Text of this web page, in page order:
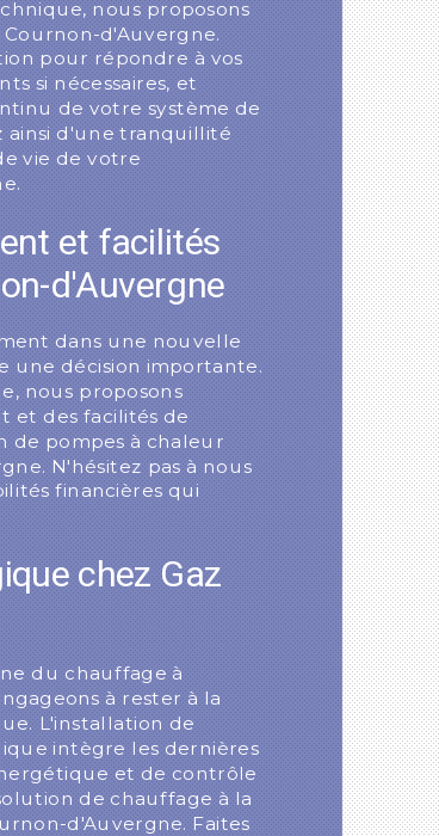
nous proposons
d'Auvergne.
pour répondre à vos
si nécessaires, et
de votre système de
ainsi d'une tranquillité
vie de votre
et facilités
d'Auvergne
dans une nouvelle
une décision importante.
nous proposons
et des facilités de
de pompes à chaleur
N'hésitez pas à nous
financières qui
chez Gaz
du chauffage à
à rester à la
L'installation de
intègre les dernières
et de contrôle
de chauffage à la
d'Auvergne. Faites